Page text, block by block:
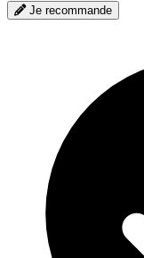
Je recommande